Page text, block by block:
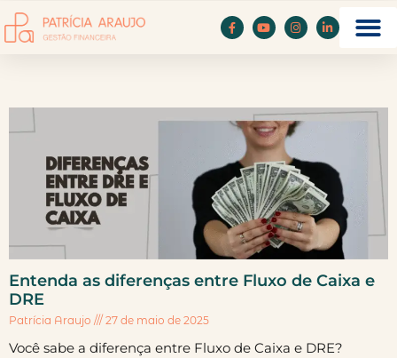
Entenda as diferenças entre Fluxo de Caixa e
DRE
Patrícia Araujo 27 de maio de 2025
Você sabe a diferença entre Fluxo de Caixa e DRE?